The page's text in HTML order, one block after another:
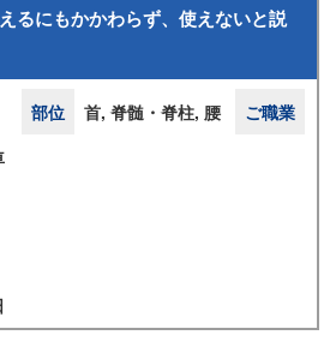
るにもかかわらず、使えないと説
部位 首, 脊髄・脊柱, 腰
ご職業